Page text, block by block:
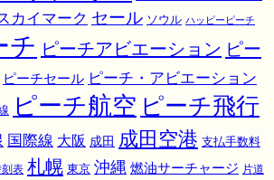
カイマーク セール ソウル ハッピーピーチ
チ ピーチアビエーション ピー
ピーチセール ピーチ・アビエーション
ピーチ航空 ピーチ飛行
国際線 大阪 成田 成田空港 支払手数料
表 札幌 東京 沖縄 燃油サーチャージ 片道